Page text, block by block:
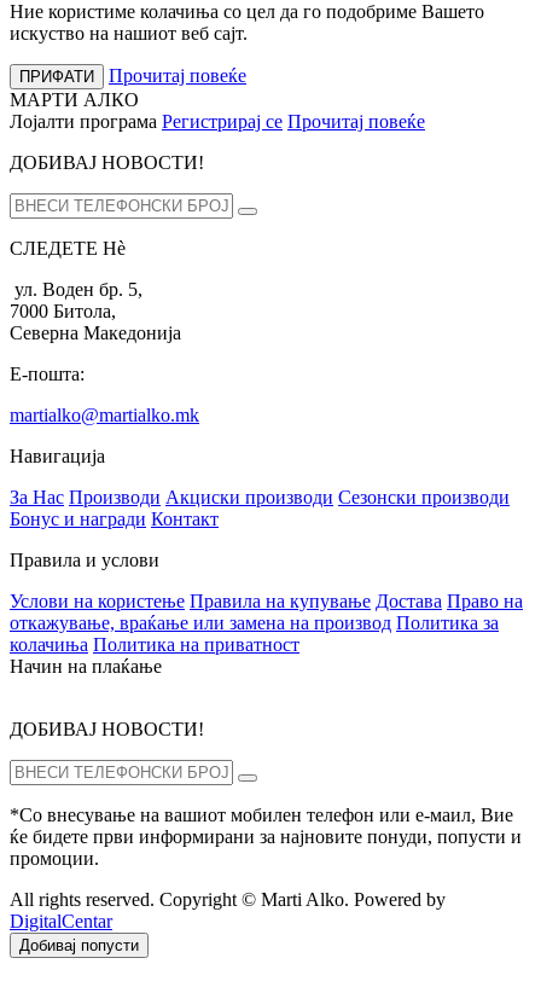
Ние користиме колачиња со цел да го подобриме Вашето
искуство на нашиот веб сајт.
ПРИФАТИ
Прочитај повеќе
МАРТИ АЛКО
Лојалти програма Регистрирај се Прочитај повеќе
ДОБИВАЈ НОВОСТИ!
СЛЕДЕТЕ Нѐ
ул. Воден бр. 5,
7000 Битола,
Северна Македонија
Е-пошта:
martialko@martialko.mk
Навигација
За Нас Производи Акциски производи Сезонски производи
Бонус и награди Контакт
Правила и услови
Услови на користење Правила на купување Достава Право на
откажување, враќање или замена на производ Политика за
колачиња Политика на приватност
Начин на плаќање
ДОБИВАЈ НОВОСТИ!
*Со внесување на вашиот мобилен телефон или е-маил, Вие
ќе бидете први информирани за најновите понуди, попусти и
промоции.
All rights reserved. Copyright © Marti Alko. Powered by
DigitalCentar
Добивај попусти